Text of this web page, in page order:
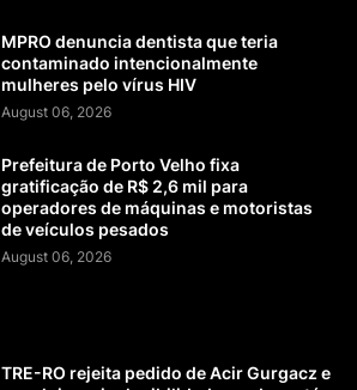
MPRO denuncia dentista que teria
contaminado intencionalmente
mulheres pelo vírus HIV
August 06, 2026
Prefeitura de Porto Velho fixa
gratificação de R$ 2,6 mil para
operadores de máquinas e motoristas
de veículos pesados
August 06, 2026
TRE-RO rejeita pedido de Acir Gurgacz e